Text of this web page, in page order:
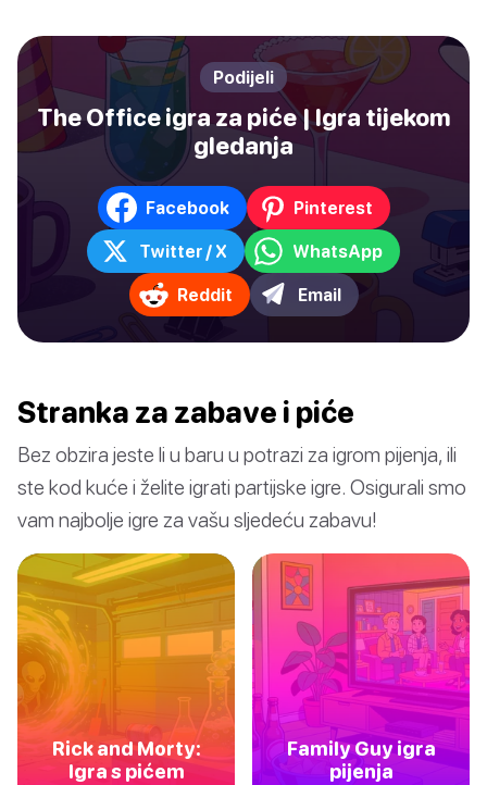
Podijeli
The Office igra za piće | Igra tijekom
gledanja
Facebook Pinterest
Twitter / X WhatsApp
Reddit Email
Stranka za zabave i piće
Bez obzira jeste li u baru u potrazi za igrom pijenja, ili
ste kod kuće i želite igrati partijske igre. Osigurali smo
vam najbolje igre za vašu sljedeću zabavu!
Rick and Morty:
Igra s pićem
Family Guy igra
pijenja